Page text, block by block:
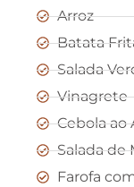
Arroz
Batata
Salada
Vinagrete
Cebola ao
Salada de
Farofa